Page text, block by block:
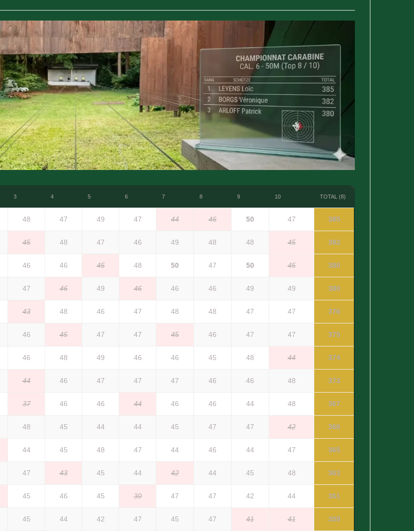
3 4 5 6 7 8 9 10 TOTAL (8)
48 47 49 47 44 46 50 47 385
45 48 47 46 49 48 48 45 382
46 46 45 48 50 47 50 45 380
47 46 49 46 46 46 49 49 380
43 48 46 47 48 48 47 47 376
46 45 47 47 45 46 47 47 375
46 48 49 46 46 45 48 44 374
44 46 47 47 47 46 46 48 373
37 46 46 44 46 46 44 48 367
48 45 44 44 45 47 47 42 366
44 45 48 47 44 46 44 47 365
47 43 45 44 42 44 45 48 363
45 46 45 39 47 47 42 44 361
45 44 42 47 45 47 41 41 359